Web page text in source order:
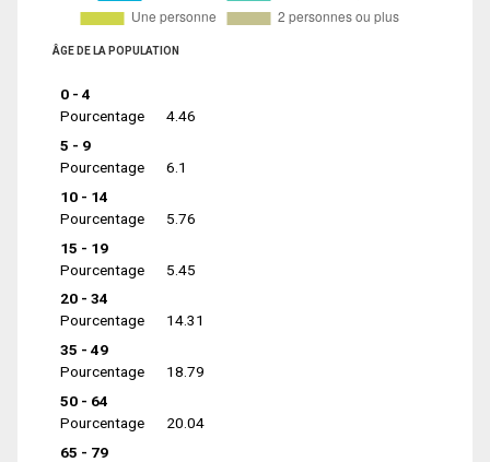
ÂGE DE LA POPULATION
0 - 4
Pourcentage
4.46
5 - 9
Pourcentage
6.1
10 - 14
Pourcentage
5.76
15 - 19
Pourcentage
5.45
20 - 34
Pourcentage
14.31
35 - 49
Pourcentage
18.79
50 - 64
Pourcentage
20.04
65 - 79